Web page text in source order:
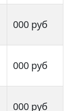
000 руб
000 руб
000 руб